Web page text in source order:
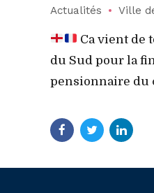
Actualités Ville
Ca vient de
du Sud pour la
pensionnaire du